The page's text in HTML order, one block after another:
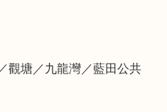
觀塘／九龍灣／藍田公共